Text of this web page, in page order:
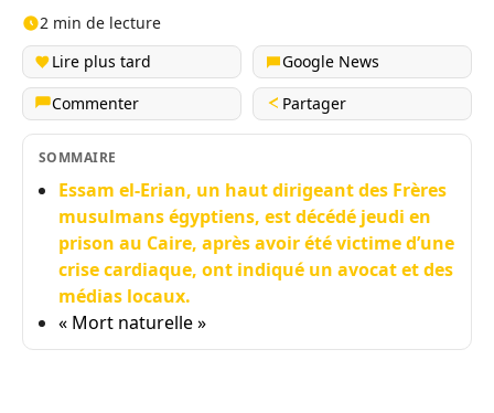
2 min de lecture
Lire plus tard
Google News
Commenter
Partager
SOMMAIRE
Essam el-Erian, un haut dirigeant des Frères
musulmans égyptiens, est décédé jeudi en
prison au Caire, après avoir été victime d’une
crise cardiaque, ont indiqué un avocat et des
médias locaux.
« Mort naturelle »